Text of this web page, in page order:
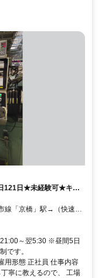
121日★未経験可★キャ
線「京橋」駅→（快速40
都線「京都」駅→（急
鉄京都線「大和西大
～翌5:30 ※昼間5日
です。
用形態 正社員 仕事内容
寧に教えるので、 工場